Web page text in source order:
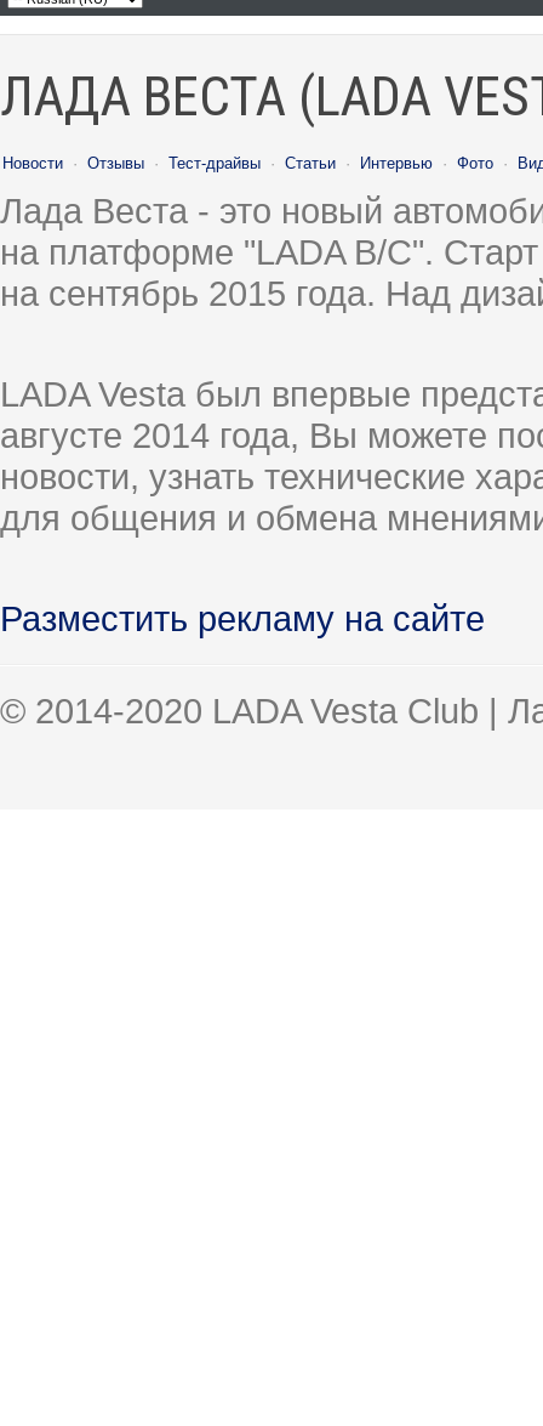
ЛАДА ВЕСТА (LADA
Новости · Отзывы · Тест-драйвы · Статьи · Интервью · Фото ·
Лада Веста - это новый
на платформе "LADA B/C".
на сентябрь 2015 года. Над
LADA Vesta был впервые
августе 2014 года, Вы можете
новости, узнать технические
для общения и обмена
Разместить рекламу на сайте
© 2014-2020 LADA Vesta Club |